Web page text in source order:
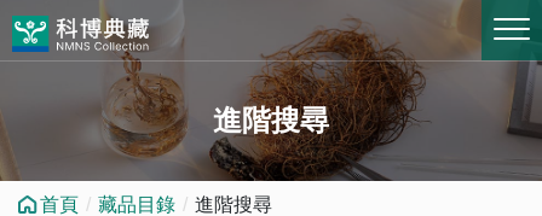
進階搜尋
首頁 藏品目錄 進階搜尋